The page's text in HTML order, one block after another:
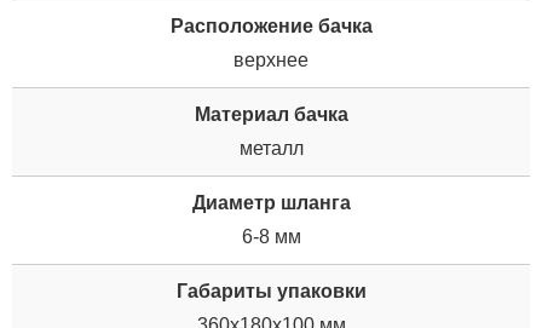
Расположение бачка
верхнее
Материал бачка
металл
Диаметр шланга
6-8 мм
Габариты упаковки